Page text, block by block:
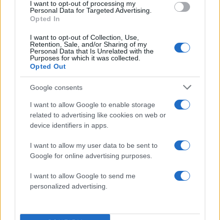
I want to opt-out of processing my
Personal Data for Targeted Advertising.
Opted In
I want to opt-out of Collection, Use,
Retention, Sale, and/or Sharing of my
Personal Data that Is Unrelated with the
Purposes for which it was collected.
Opted Out
Google consents
I want to allow Google to enable storage
related to advertising like cookies on web or
device identifiers in apps.
I want to allow my user data to be sent to
Google for online advertising purposes.
I want to allow Google to send me
personalized advertising.
«Το γενικό επιτελείο στρατού διευκρινίζει ότι αν
ακουστούν εκρήξεις
, θα αποτελούν αποτέλεσμα
άμυνας εχθρικών επιθέσεων», ανέφεραν
χρησιμοποιώντας τυποποιημένες διατυπώσεις
μέσω X οι ένοπλες δυνάμεις, χωρίς να
αναφέρουν ρητώς ποια είναι η προέλευση των
— Pakistan Vanguard
(@PakVanguard)July 8, 2026